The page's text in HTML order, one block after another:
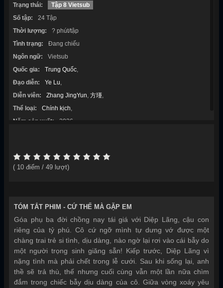
Trạng thái:
Tập 8 Vietsub
Số tập:
24 Tập
Thời lượng:
? phút/tập
Tình trạng:
Đang chiếu
Ngôn ngữ:
Vietsub
Quốc gia:
Trung Quốc,
Đạo diễn:
Ye Lu,
Diễn viên:
Zhang JingYun, 方瑾,
Thể loại:
Chính kịch,
Năm sản xuất:
2026
( 10 điểm / 49 lượt)
TÓM TẮT PHIM - CỨ THẾ MÀ GẶP EM
Góa phụ ba đời chồng nay tái giá với Diệp Lãng, cậu con
riêng của tỷ phú. Cô cứ ngỡ mình tự dưng vớ được một
chàng trai trẻ si tình, dịu dàng, nào ngờ lại rơi vào cái bẫy do
một người trọng sinh giăng sẵn! Kiếp trước, Diệp Lãng vì
nặng tình mà phải chết trong lễ cưới. Sau khi sống lại, anh
thề sẽ trả thù, thế nhưng cuối cùng vẫn một lần nữa chìm
đắm trong chiếc bẫy dịu dàng của cô. Giữa vòng xoáy yêu